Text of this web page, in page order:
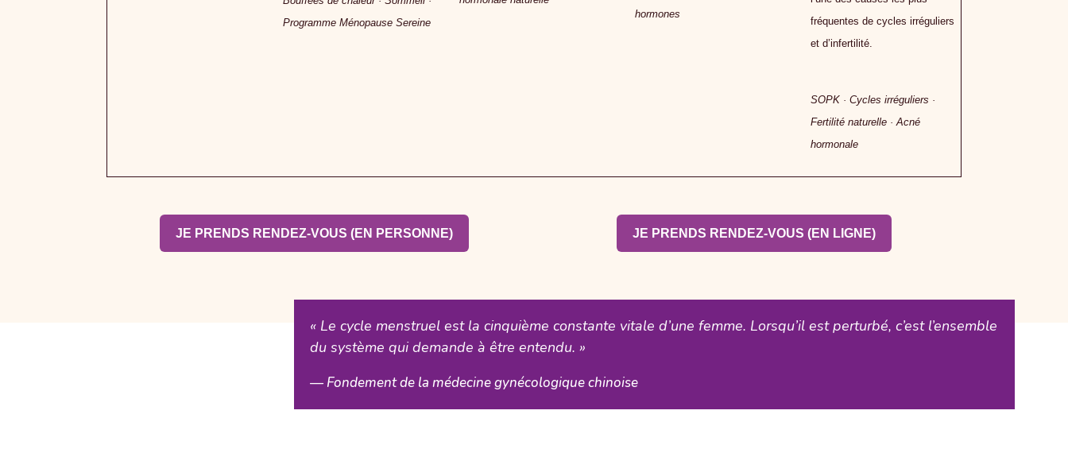
Programme Ménopause Sereine
hormones
fréquentes de cycles irréguliers
et d’infertilité.
SOPK · Cycles irréguliers ·
Fertilité naturelle · Acné
hormonale
JE PRENDS RENDEZ-VOUS (EN PERSONNE) JE PRENDS RENDEZ-VOUS (EN LIGNE)
« Le cycle menstruel est la cinquième constante vitale d’une femme. Lorsqu’il est perturbé, c’est l’ensemble
du système qui demande à être entendu. »
— Fondement de la médecine gynécologique chinoise